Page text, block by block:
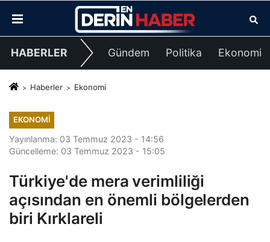
HABERLER Gündem Politika Ekonomi
Haberler Ekonomi
EKONOMI
Yayınlanma: 03 Temmuz 2023 - 14:56
Güncelleme: 03 Temmuz 2023 - 15:05
Türkiye'de mera verimliliği
açısından en önemli bölgelerden
biri Kırklareli